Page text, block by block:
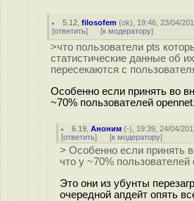
5.12 ,filosofem (ok), 19:46, 23/04/
[ответить] [к модератору]
>что пользователи pts
статистические данные об
пересекаются с
Особенно если принять во
~70% пользователей
6.19 ,Аноним (-), 19:39, 24/04/
[ответить] [к модератору]
> Особенно если принять
что у ~70%
Это они из убунты
очередной апдейт опять